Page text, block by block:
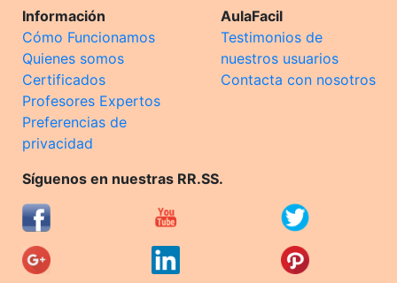
Información
Cómo Funcionamos
Quienes somos
Certificados
Profesores Expertos
Preferencias de
privacidad
AulaFacil
Testimonios de
nuestros usuarios
Contacta con nosotros
Síguenos en nuestras RR.SS.